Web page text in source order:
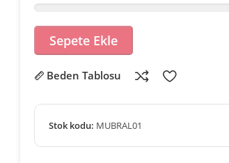
Sepete Ekle
Beden Tablosu
Stok kodu: MUBRAL01